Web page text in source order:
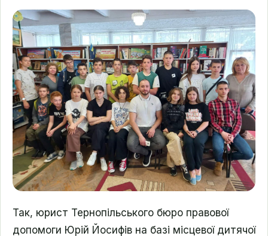
Так, юрист Тернопільського бюро правової
допомоги Юрій Йосифів на базі місцевої дитячої